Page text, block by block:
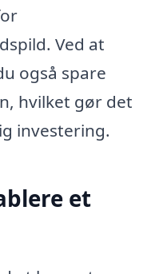
Ved at
også spare
hvilket gør det
investering.
et